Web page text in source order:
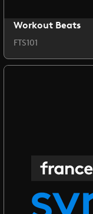
Workout Beats
FTS101